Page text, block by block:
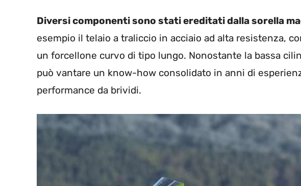
Diversi componenti sono stati ereditati dalla sorella
esempio il telaio a traliccio in acciaio ad alta resistenza,
un forcellone curvo di tipo lungo. Nonostante la bassa
può vantare un know-how consolidato in anni di
performance da brividi.